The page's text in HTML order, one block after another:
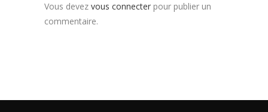
Vous devez vous connecter pour publier un
commentaire.